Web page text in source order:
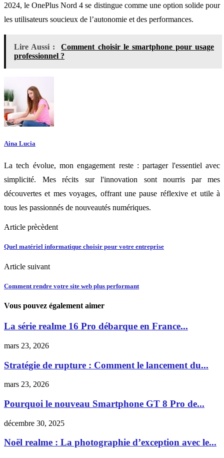
2024, le OnePlus Nord 4 se distingue comme une option solide pour
les utilisateurs soucieux de l’autonomie et des performances.
Lire Aussi :
Comment choisir le smartphone pour usage
professionnel ?
Aina Lucia
La tech évolue, mon engagement reste : partager l'essentiel avec
simplicité. Mes récits sur l'innovation sont nourris par mes
découvertes et mes voyages, offrant une pause réflexive et utile à
tous les passionnés de nouveautés numériques.
Article prècèdent
Quel matériel informatique choisir pour votre entreprise
Article suivant
Comment rendre votre site web plus performant
Vous pouvez également aimer
La série realme 16 Pro débarque en France...
mars 23, 2026
Stratégie de rupture : Comment le lancement du...
mars 23, 2026
Pourquoi le nouveau Smartphone GT 8 Pro de...
décembre 30, 2025
Noël realme : La photographie d’exception avec le...